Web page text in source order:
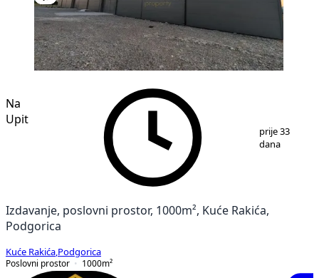
Na
Upit
prije 33
dana
Izdavanje, poslovni prostor, 1000m², Kuće Rakića,
Podgorica
Kuće Rakića Podgorica
Poslovni prostor
1000m²